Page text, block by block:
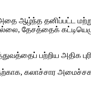
ஆழ்ந்த தனிப்பட்ட
தேசத்தைக்
பற்றிய அதிக
கலாச்சார